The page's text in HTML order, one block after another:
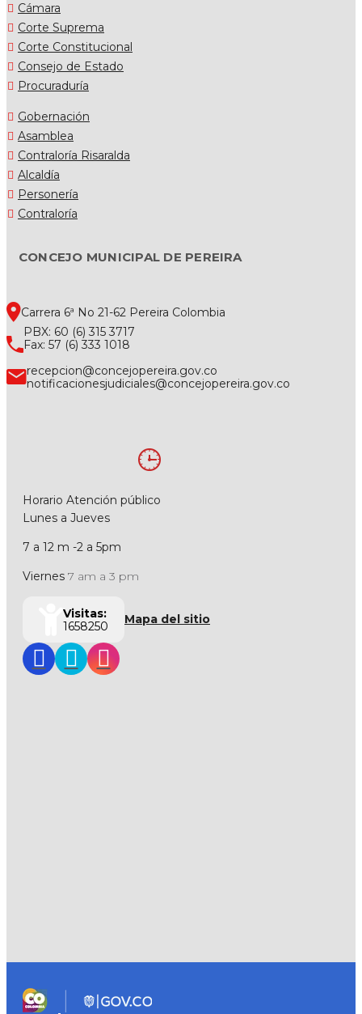
Cámara
Corte Suprema
Corte Constitucional
Consejo de Estado
Procuraduría
Gobernación
Asamblea
Contraloría Risaralda
Alcaldía
Personería
Contraloría
CONCEJO MUNICIPAL DE PEREIRA
Carrera 6ª No 21-62 Pereira Colombia
PBX: 60 (6) 315 3717
Fax: 57 (6) 333 1018
recepcion@concejopereira.gov.co
notificacionesjudiciales@concejopereira.gov.co
Horario Atención público
Lunes a Jueves
7 a 12 m -2 a 5pm
Viernes 7 am a 3 pm
Visitas:
1658250
Mapa del sitio